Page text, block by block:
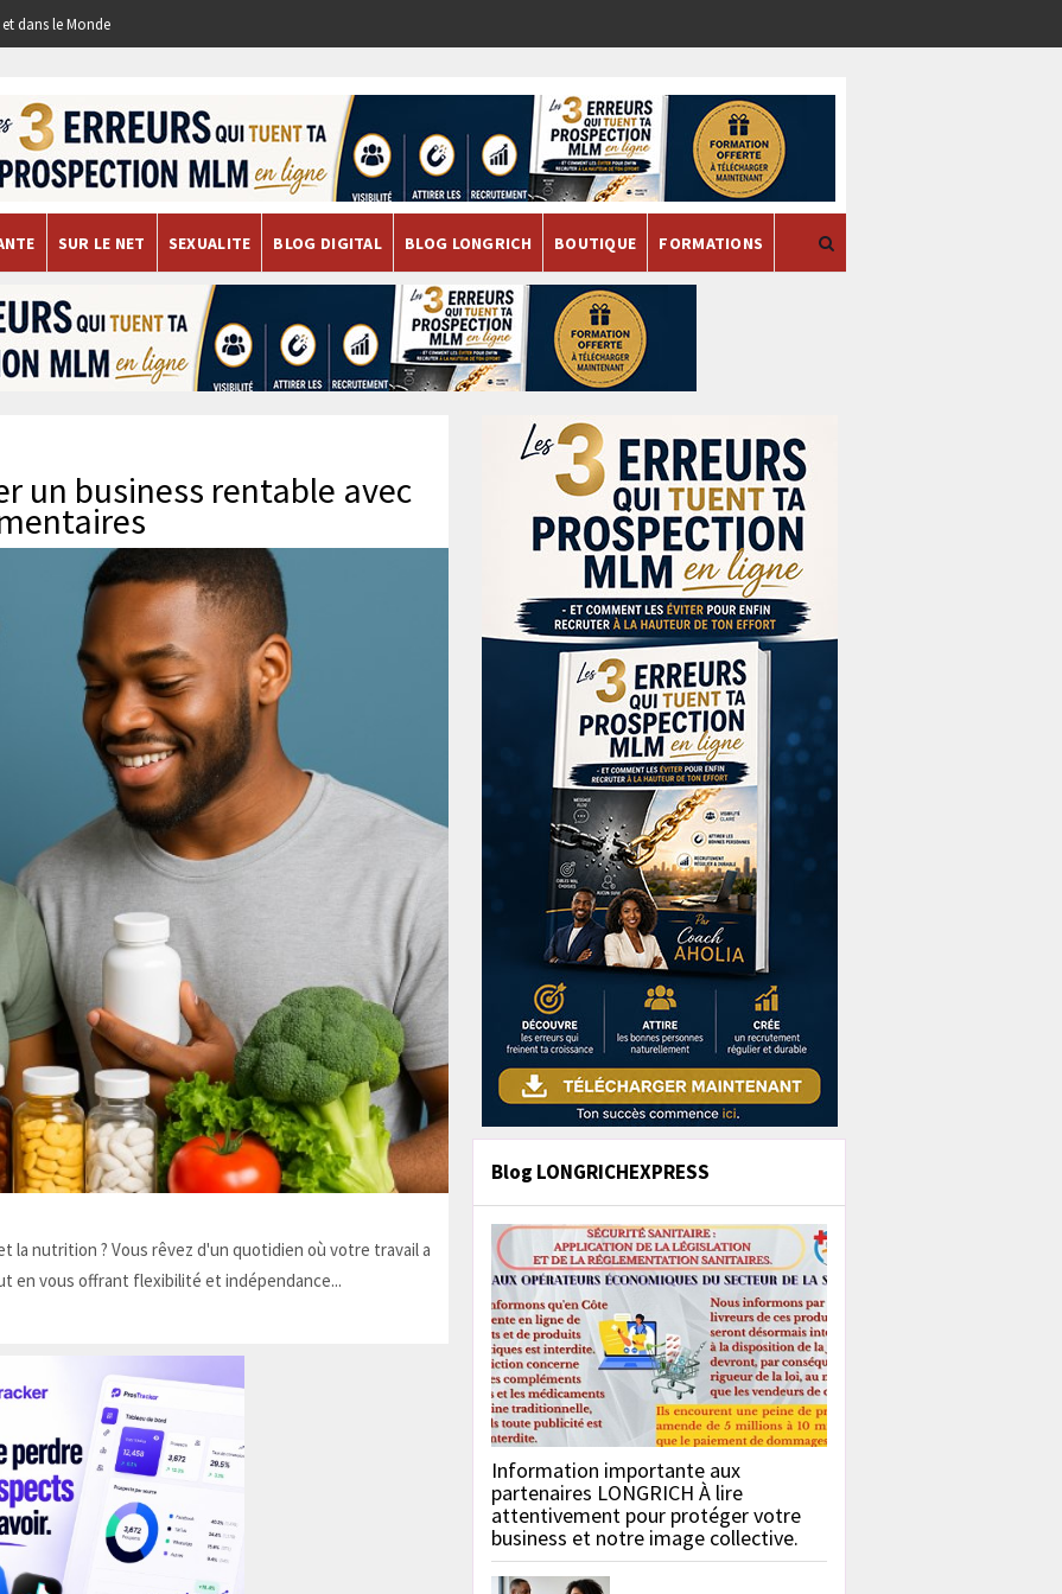
dans le Monde
SUR LE NET SEXUALITE BLOG DIGITAL BLOG LONGRICH BOUTIQUE FORMATIONS
un business rentable avec
la nutrition ? Vous rêvez d'un quotidien où votre travail a
en vous offrant flexibilité et indépendance...
Blog LONGRICHEXPRESS
Information importante aux
partenaires LONGRICH À lire
attentivement pour protéger votre
business et notre image collective.